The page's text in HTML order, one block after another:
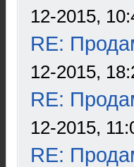
12-2015,
RE:
12-2015,
RE:
12-2015,
RE: